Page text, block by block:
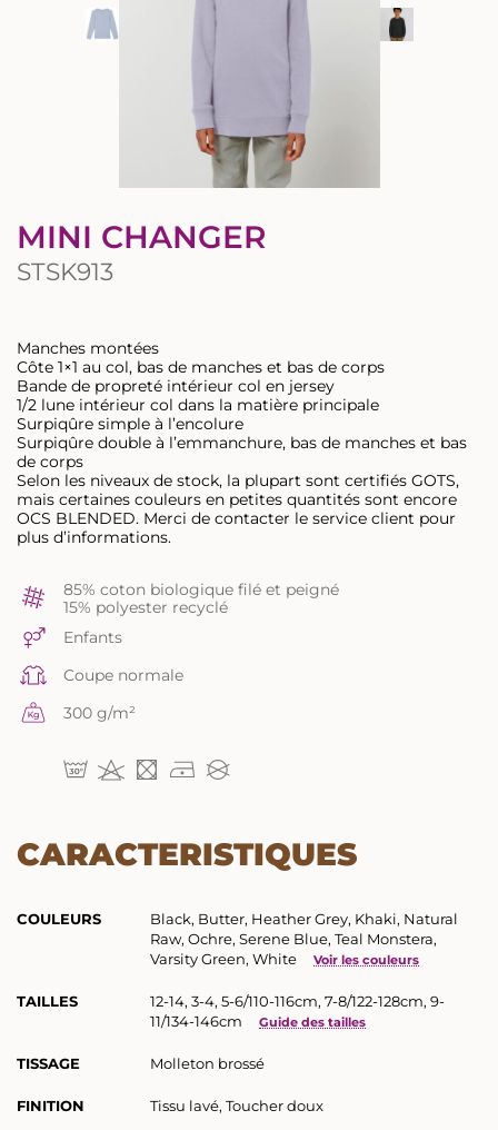
MINI CHANGER
STSK913
Manches montées
Côte 1×1 au col, bas de manches et bas de corps
Bande de propreté intérieur col en jersey
1/2 lune intérieur col dans la matière principale
Surpiqûre simple à l’encolure
Surpiqûre double à l’emmanchure, bas de manches et bas
de corps
Selon les niveaux de stock, la plupart sont certifiés GOTS,
mais certaines couleurs en petites quantités sont encore
OCS BLENDED. Merci de contacter le service client pour
plus d’informations.
85% coton biologique filé et peigné
15% polyester recyclé
Enfants
Coupe normale
300 g/m²
CARACTERISTIQUES
COULEURS
Black, Butter, Heather Grey, Khaki, Natural
Raw, Ochre, Serene Blue, Teal Monstera,
Varsity Green, White
Voir les couleurs
TAILLES
12-14, 3-4, 5-6/110-116cm, 7-8/122-128cm, 9-
11/134-146cm
Guide des tailles
TISSAGE Molleton brossé
FINITION Tissu lavé, Toucher doux